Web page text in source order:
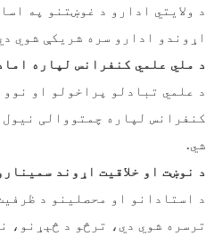
د ولایتي ادارو د غوښتنو په
اړوندو ادارو سره شریکې شوي
د ملي علمي کنفرانس لپاره
د علمي تبادلو پراخولو او
شي.
د نوښت او خلاقیت اړوند
د استادانو او محصلینو د
ترسره شوي دي، ترڅو د څېړنو،